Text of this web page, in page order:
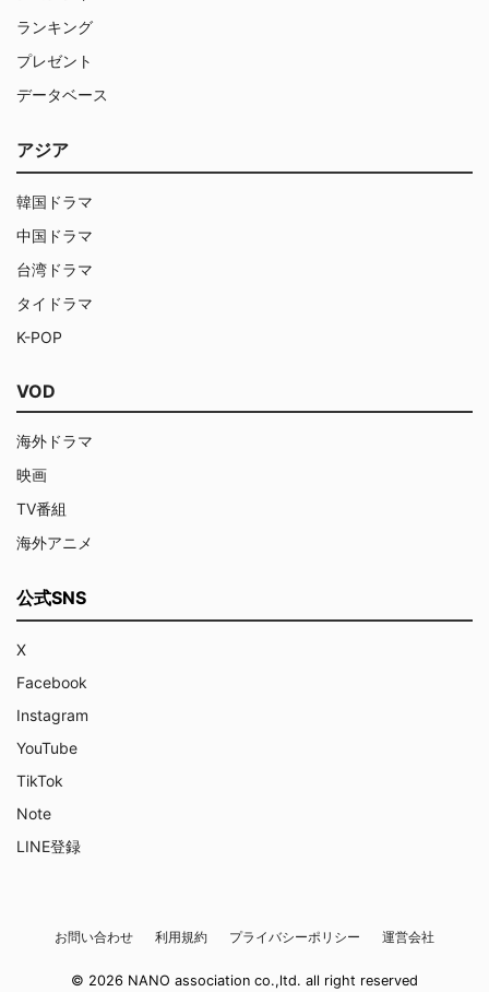
ランキング
プレゼント
データベース
アジア
韓国ドラマ
中国ドラマ
台湾ドラマ
タイドラマ
K-POP
VOD
海外ドラマ
映画
TV番組
海外アニメ
公式SNS
X
Facebook
Instagram
YouTube
TikTok
Note
LINE登録
お問い合わせ 利用規約 プライバシーポリシー 運営会社
© 2026 NANO association co.,ltd. all right reserved